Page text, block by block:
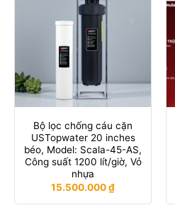
Bộ lọc chống cáu cặn
USTopwater 20 inches
béo, Model: Scala-45-AS,
Công suất 1200 lít/giờ, Vỏ
nhựa
15.500.000₫